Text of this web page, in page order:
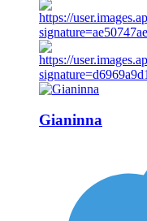
Gianinna